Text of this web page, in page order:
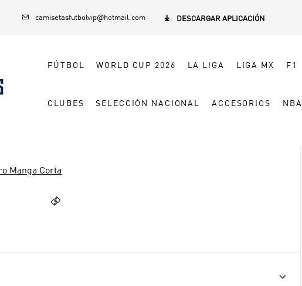
 camisetasfutbolvip@hotmail.com  DESCARGAR APLICACIÓN
FÚTBOL WORLD CUP 2026 LA LIGA LIGA MX F1
CLUBES SELECCIÓN NACIONAL ACCESORIOS NBA
Manga Corta

